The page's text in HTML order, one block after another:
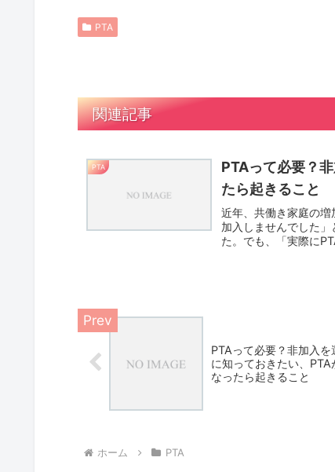
PTA
関連記事
PTA
PTAって必要？
たら起きること
近年、共働き家庭の
加入しませんでした
た。でも、「実際に
PTAって必要？非加入を
に知っておきたい、PTA
なったら起きること
ホーム PTA